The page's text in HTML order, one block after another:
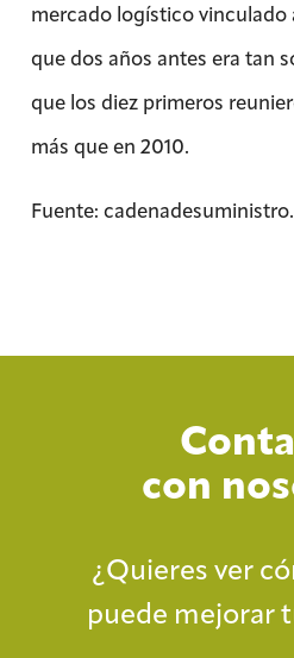
mercado logístico vinculado
que dos años antes era tan
que los diez primeros
más que en 2010.
Fuente:
con
¿Quieres ver
puede mejorar